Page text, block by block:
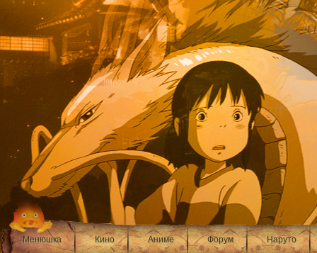
Менюшка Кино Аниме Форум Наруто